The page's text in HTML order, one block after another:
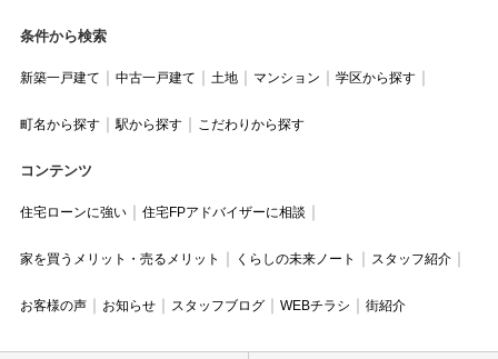
条件から検索
新築一戸建て 中古一戸建て 土地 マンション 学区から探す
町名から探す 駅から探す こだわりから探す
コンテンツ
住宅ローンに強い 住宅FPアドバイザーに相談
家を買うメリット・売るメリット くらしの未来ノート スタッフ紹介
お客様の声 お知らせ スタッフブログ WEBチラシ 街紹介